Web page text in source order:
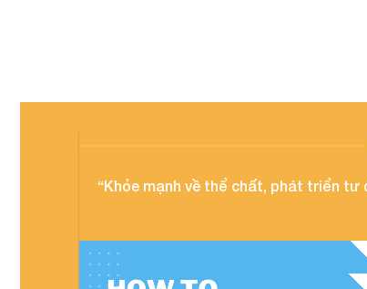
“Khỏe mạnh về thể chất, phát triển